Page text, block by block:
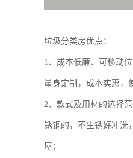
垃圾分类房优点：
1、成本低廉、可移动
量身定制，成本实惠，
2、款式及用材的选择
锈钢的，不生锈好冲洗
屋；